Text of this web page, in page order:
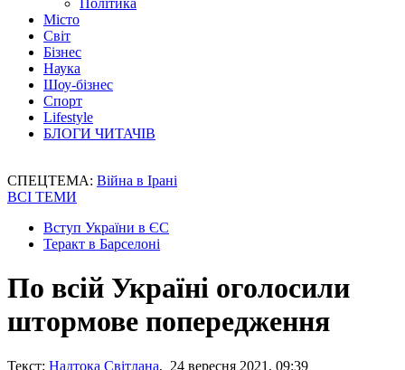
Політика
Місто
Світ
Бізнес
Наука
Шоу-бізнес
Спорт
Lifestyle
БЛОГИ ЧИТАЧІВ
СПЕЦТЕМА: Війна в Ірані
ВСІ ТЕМИ
Вступ України в ЄС
Теракт в Барселоні
По всій Україні оголосили
штормове попередження
Текст: Надтока Світлана, 24 вересня 2021, 09:39